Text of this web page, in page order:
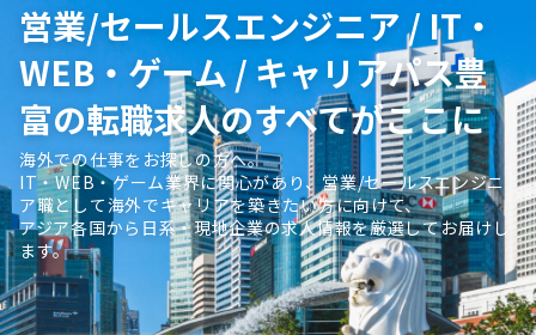
営業/セールスエンジニア / IT・
WEB・ゲーム / キャリアパス豊
富の転職求人のすべてがここに
海外での仕事をお探しの方へ。
IT・WEB・ゲーム業界に関心があり、営業/セールスエンジニ
ア職として海外でキャリアを築きたい方に向けて、
アジア各国から日系・現地企業の求人情報を厳選してお届けし
ます。